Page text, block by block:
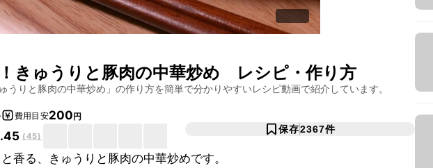
きゅうりと豚肉の中華炒め レシピ・作り方
うりと豚肉の中華炒め 」の作り方を簡単で分かりやすいレシピ動画で紹介しています。
費用目安200円
(45)
保存2367件
香る、きゅうりと豚肉の中華炒めです。